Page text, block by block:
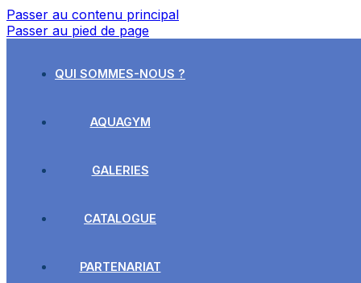
Passer au contenu principal
Passer au pied de page
QUI SOMMES-NOUS ?
AQUAGYM
GALERIES
CATALOGUE
PARTENARIAT